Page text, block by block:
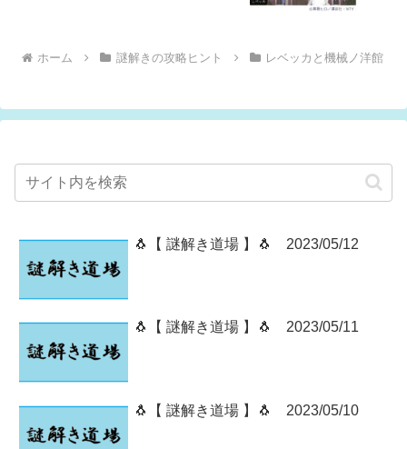
ホーム 謎解きの攻略ヒント レベッカと機械ノ洋館
🐧【 謎解き道場 】🐧 2023/05/12
🐧【 謎解き道場 】🐧 2023/05/11
🐧【 謎解き道場 】🐧 2023/05/10